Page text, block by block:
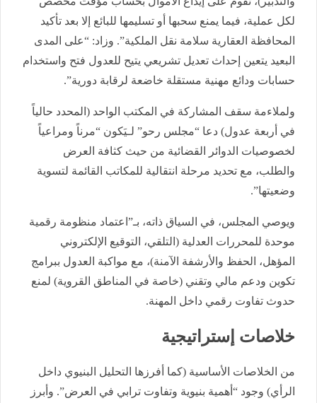
لكل عملية، فيما يمنع سحبها أو تسليمها للبائع إلا بعد تأكيد
المحافظة العقارية سلامة نقل الملكية”. وزاد: “على المدى
البعيد يتعين إحداث تعديل تشريعي يتيح للعدول فتح واستخدام
حسابات ودائع مهنية مستقلة خاضعة لرقابة دورية”.
ولملاءمة سقف المشاركة في المكتب الواحد (المحدد حالياً
في أربعة عدول) دعا “مجلس رحو” لـيَكون “مرناً ومراعياً
لخصوصيات الدوائر القضائية من حيث كثافة العرض
والطلب، مع تحديد مرحلة انتقالية للمكاتب القائمة لتسوية
وضعيتها”.
ويوصي المجلس، في السياق ذاته، بـ”اعتماد منظومة رقمية
موحدة للمحررات العدلية (التلقي، التوقيع الإلكتروني
المؤهل، الحفظ والأرشفة الآمنة)، مع مواكبة العدول ببرامج
تكوين ودعم مالي وتقني (خاصة في المناطق القروية) لمنع
حدوث تفاوت رقمي داخل المهنة.
خلاصات إستراتيجية
من الخلاصات الأساسية (كما أفرزها التحليل البنيوي داخل
الرأي) وجود “أهمية بنيوية وتفاوت ترابي في العرض”. وأبرز